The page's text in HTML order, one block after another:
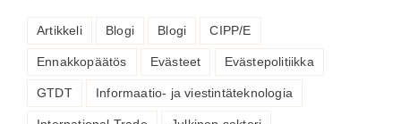
Artikkeli Blogi Blogi CIPP/E
Ennakkopäätös Evästeet Evästepolitiikka
GTDT Informaatio- ja viestintäteknologia